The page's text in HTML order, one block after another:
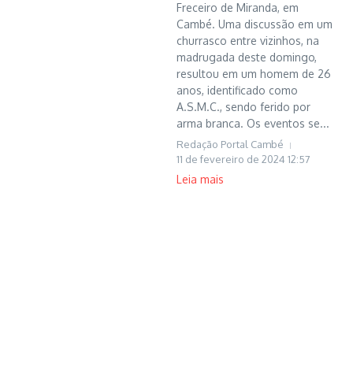
Freceiro de Miranda, em
Cambé. Uma discussão em um
churrasco entre vizinhos, na
madrugada deste domingo,
resultou em um homem de 26
anos, identificado como
A.S.M.C., sendo ferido por
arma branca. Os eventos se...
Redação Portal Cambé
11 de fevereiro de 2024 12:57
Leia mais